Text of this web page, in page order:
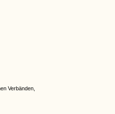
Verbänden,